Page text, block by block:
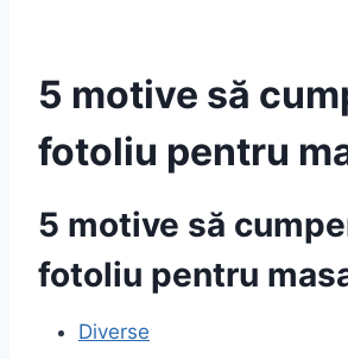
5 motive să
fotoliu pentru
5 motive să
fotoliu pentru
Diverse